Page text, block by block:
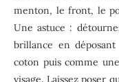
menton, le front, le
Une astuce :
brillance en
coton puis comme
visage. Laissez poser